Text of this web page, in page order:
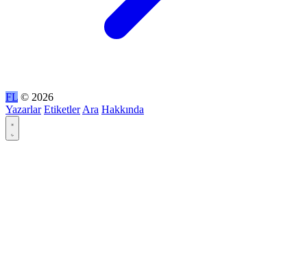
FL © 2026
Yazarlar Etiketler Ara Hakkında